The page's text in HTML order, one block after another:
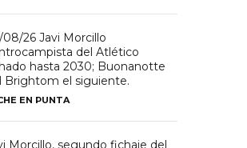
08/26 Javi Morcillo
del Atlético
hasta 2030; Buonanotte
Brightom el siguiente.
EN PUNTA
Morcillo, segundo fichaje del